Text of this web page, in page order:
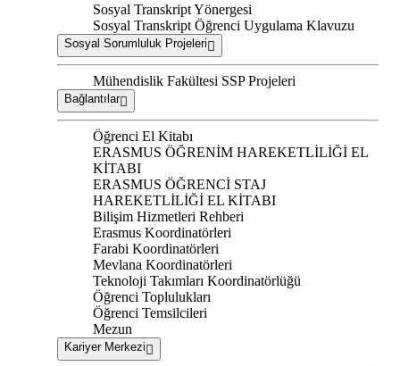
Sosyal Transkript Yönergesi
Sosyal Transkript Öğrenci Uygulama Klavuzu
Sosyal Sorumluluk Projeleri
Mühendislik Fakültesi SSP Projeleri
Bağlantılar
Öğrenci El Kitabı
ERASMUS ÖĞRENİM HAREKETLİLİĞİ EL
KİTABI
ERASMUS ÖĞRENCİ STAJ
HAREKETLİLİĞİ EL KİTABI
Bilişim Hizmetleri Rehberi
Erasmus Koordinatörleri
Farabi Koordinatörleri
Mevlana Koordinatörleri
Teknoloji Takımları Koordinatörlüğü
Öğrenci Toplulukları
Öğrenci Temsilcileri
Mezun
Kariyer Merkezi